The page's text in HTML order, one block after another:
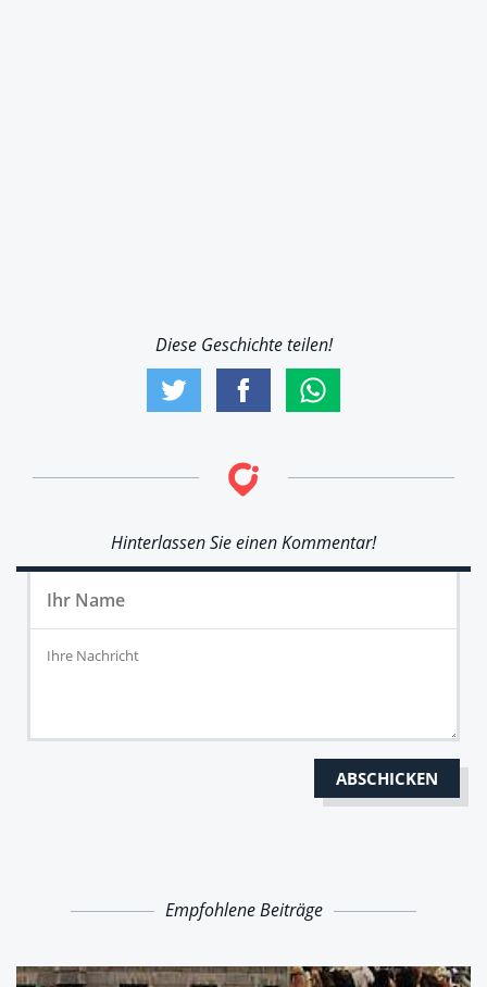
Diese Geschichte teilen!
Hinterlassen Sie einen Kommentar!
Empfohlene Beiträge